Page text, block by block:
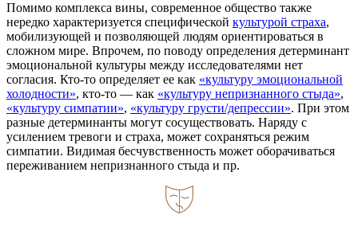
Помимо комплекса вины, современное общество также
нередко характеризуется специфической культурой страха,
мобилизующей и позволяющей людям ориентироваться в
сложном мире. Впрочем, по поводу определения детерминант
эмоциональной культуры между исследователями нет
согласия. Кто-то определяет ее как «культуру эмоциональной
холодности», кто-то — как «культуру непризнанного стыда»,
«культуру симпатии», «культуру грусти/депрессии». При этом
разные детерминанты могут сосуществовать. Наряду с
усилением тревоги и страха, может сохраняться режим
симпатии. Видимая бесчувственность может оборачиваться
переживанием непризнанного стыда и пр.